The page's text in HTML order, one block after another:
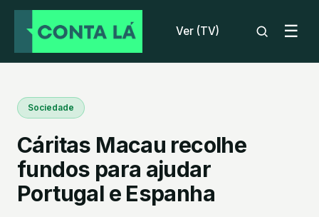
Ver (TV) ☰
Sociedade
Cáritas Macau recolhe
fundos para ajudar
Portugal e Espanha